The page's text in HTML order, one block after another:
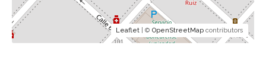
Leaflet | © OpenStreetMap contributors